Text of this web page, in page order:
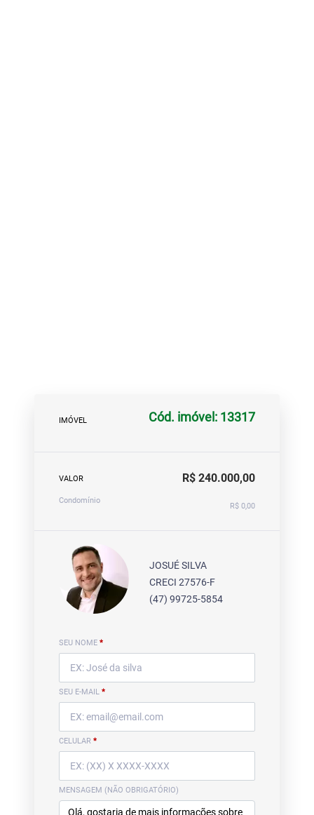
IMÓVEL Cód. imóvel: 13317
VALOR R$ 240.000,00
Condomínio
R$ 0,00
JOSUÉ SILVA
CRECI 27576-F
(47) 99725-5854
SEU NOME *
SEU E-MAIL *
CELULAR *
MENSAGEM (NÃO OBRIGATÓRIO)